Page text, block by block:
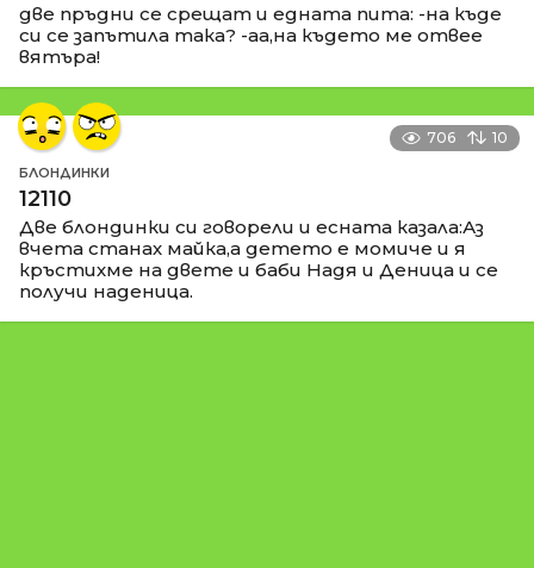
две пръдни се срещат и едната пита: -на къде
си се запътила така? -аа,на където ме отвее
вятъра!
706 10
БЛОНДИНКИ
12110
Две блондинки си говорели и есната казала:Аз
вчета станах майка,а детето е момиче и я
кръстихме на двете и баби Надя и Деница и се
получи наденица.